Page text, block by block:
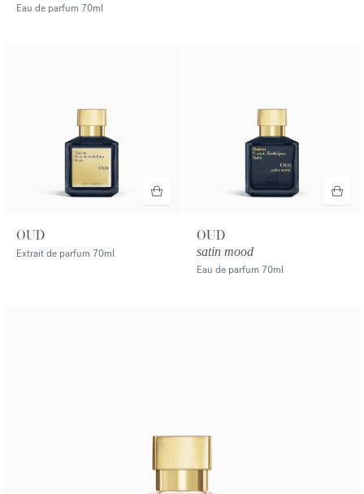
Eau de parfum 70ml
OUD
Extrait de parfum 70ml
OUD
satin mood
Eau de parfum 70ml